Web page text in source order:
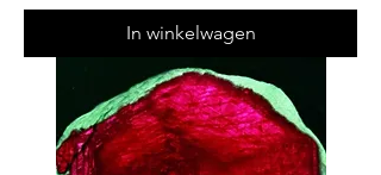
In winkelwagen